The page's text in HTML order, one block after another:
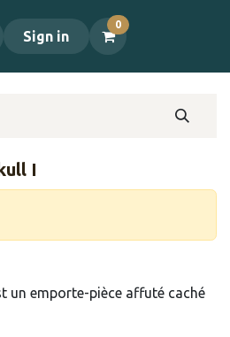
Sign in
0
I
un emporte-pièce affuté caché